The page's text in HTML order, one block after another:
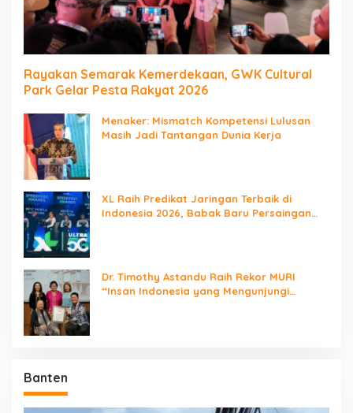
Rayakan Semarak Kemerdekaan, GWK Cultural
Park Gelar Pesta Rakyat 2026
Menaker: Mismatch Kompetensi Lulusan
Masih Jadi Tantangan Dunia Kerja
XL Raih Predikat Jaringan Terbaik di
Indonesia 2026, Babak Baru Persaingan
Dr. Timothy Astandu Raih Rekor MURI
“Insan Indonesia yang Mengunjungi
Banten